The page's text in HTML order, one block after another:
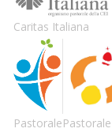
Caritas Italiana
PastoralePastorale